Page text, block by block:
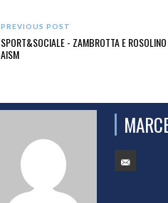
PREVIOUS POST
SPORT&SOCIALE - ZAMBROTTA E
AISM